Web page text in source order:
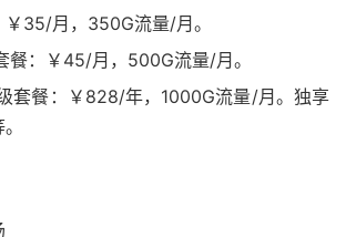
35/月，350G流量/月。
餐：￥45/月，500G流量/月。
套餐：￥828/年，1000G流量/月。独享